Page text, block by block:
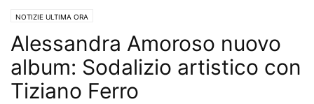
NOTIZIE ULTIMA ORA
Alessandra Amoroso nuovo
album: Sodalizio artistico con
Tiziano Ferro